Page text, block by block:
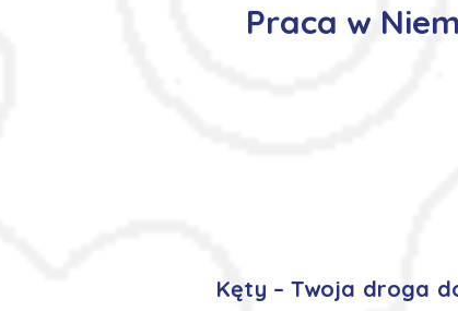
Praca w
Kęty – Twoja droga